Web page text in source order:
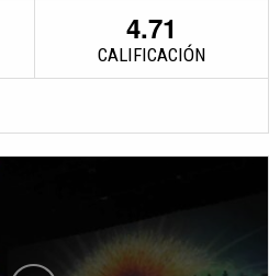
4.71
CALIFICACIÓN